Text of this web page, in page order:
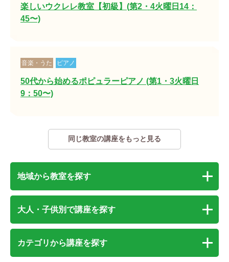
楽しいウクレレ教室【初級】(第2・4火曜日14：
45〜)
音楽・うた ピアノ
50代から始めるポピュラーピアノ (第1・3火曜日
9：50〜)
同じ教室の講座をもっと見る
地域から教室を探す
大人・子供別で講座を探す
カテゴリから講座を探す